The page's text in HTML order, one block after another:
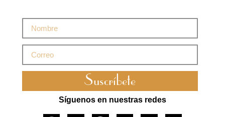
Suscríbete
Síguenos en nuestras redes